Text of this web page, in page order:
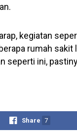
kegiatan
rumah sakit
seperti ini,
Share 7